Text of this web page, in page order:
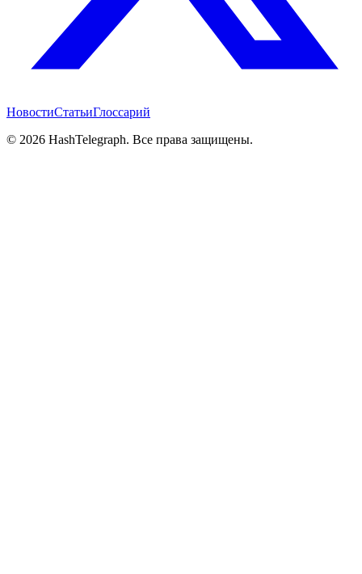
НовостиСтатьиГлоссарий
© 2026 HashTelegraph. Все права защищены.